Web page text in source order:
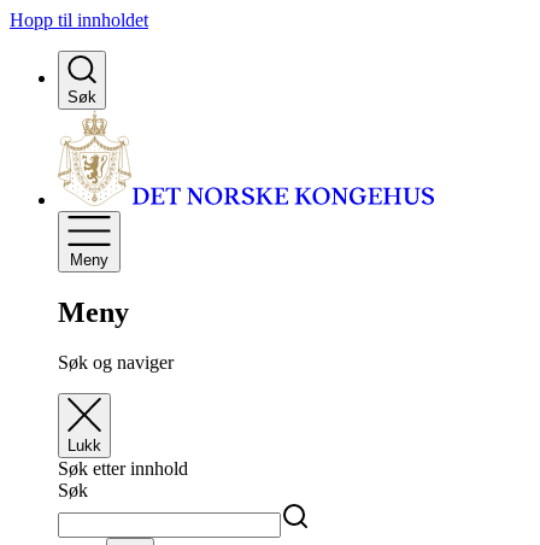
Hopp til innholdet
Søk
Meny
Meny
Søk og naviger
Lukk
Søk etter innhold
Søk